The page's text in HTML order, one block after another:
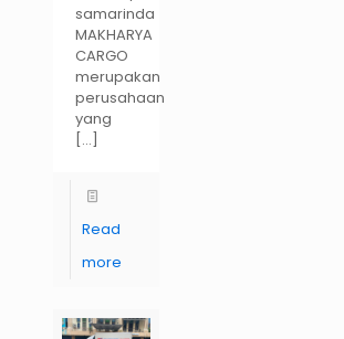
samarinda
MAKHARYA
CARGO
merupakan
perusahaan
yang
[…]
Read
more